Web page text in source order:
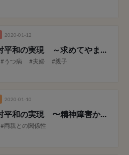
2020-01-12
心の絶対平和の実現 ～求めてやまなかった真の平和～ 夫編
#うつ病 #夫婦 #親子
2020-01-10
心の絶対平和の実現 〜精神障害からの脱出〜 妻編
#両親との関係性